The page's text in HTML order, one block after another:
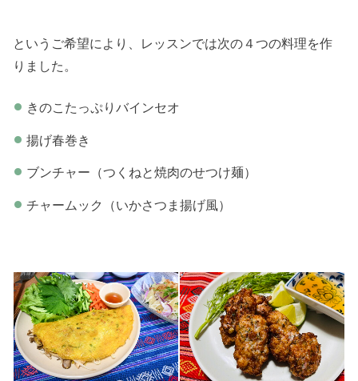
というご希望により、レッスンでは次の４つの料理を作
りました。
きのこたっぷりバインセオ
揚げ春巻き
ブンチャー（つくねと焼肉のせつけ麺）
チャームック（いかさつま揚げ風）